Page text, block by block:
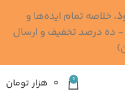
0 ۰ هزار تومان
، خلاصه تمام ایده‌ها و
کتاب‌های رابرت گرین (کد MPS - ده درصد تخفیف و ارسال